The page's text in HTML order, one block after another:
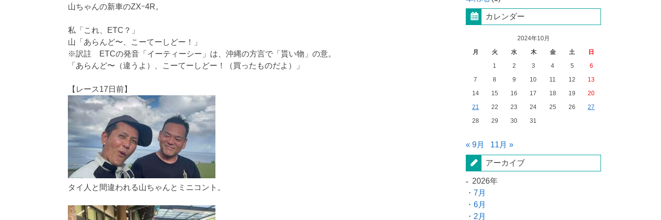
山ちゃんの新車のZXｰ4R。
私「これ、ETC？」
山「あらんど〜、こーてーしどー！」
※訳註 ETCの発音「イーティーシー」は、沖縄の方言で「貰い物」の意。
「あらんど〜（違うよ）、こーてーしどー！（買ったものだよ）」
【レース17日前】
タイ人と間違われる山ちゃんとミニコント。
カレンダー
2024年10月
月
火 水 木 金 土
日
1
2 3 4 5
6
7
8 9 10 11 12
13
14
15 16 17 18 19
20
21
22 23 24 25 26
27
28
29 30 31
« 9月 11月 »
アーカイブ
2026年
7月
6月
2月